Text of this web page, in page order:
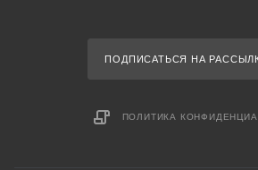
ПОДПИСАТЬСЯ НА
ПОЛИТИКА